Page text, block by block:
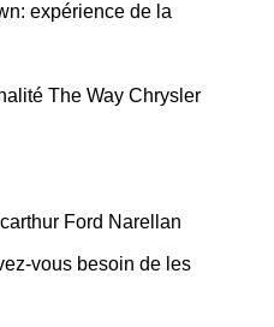
expérience de la
The Way Chrysler
Ford Narellan
vous besoin de les